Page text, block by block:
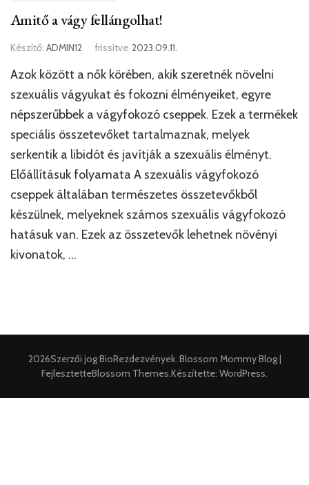
Amitő a vágy fellángolhat!
Készítő: ADMIN12 frissítve 2023.09.11.
Azok között a nők körében, akik szeretnék növelni
szexuális vágyukat és fokozni élményeiket, egyre
népszerűbbek a vágyfokozó cseppek. Ezek a termékek
speciális összetevőket tartalmaznak, melyek
serkentik a libidót és javítják a szexuális élményt.
Előállításuk folyamata A szexuális vágyfokozó
cseppek általában természetes összetevőkből
készülnek, melyeknek számos szexuális vágyfokozó
hatásuk van. Ezek az összetevők lehetnek növényi
kivonatok, …
2026Szerzői jogBioRezdezvények. Blossom Mommy Blog |
FejlesztetteBlossom Themes.Készítette: WordPress.